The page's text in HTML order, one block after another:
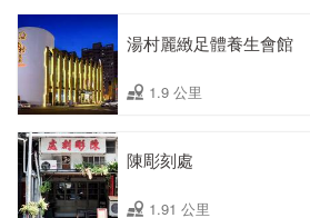
湯村麗緻足體養生會館
1.9 公里
陳彫刻處
1.91 公里